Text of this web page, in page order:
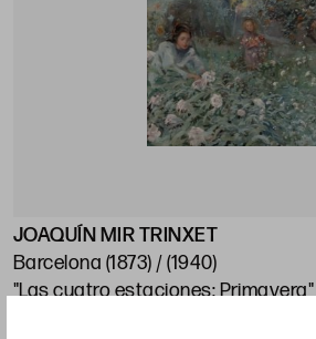
JOAQUÍN MIR TRINXET
Barcelona (1873) / (1940)
"Las cuatro estaciones: Primavera"